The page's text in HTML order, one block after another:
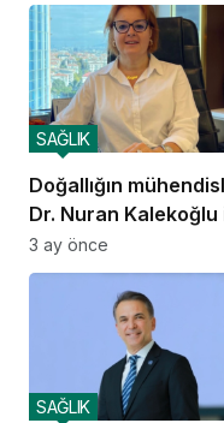
Doğallığın
Dr. Nuran Kalekoğlu
burun estetiğinde
standart
SAĞLIK
3 ay önce
SAĞLIK